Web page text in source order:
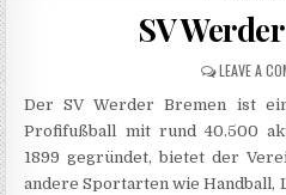
SV
LEAVE A
Der SV Werder Bremen ist
Profifußball mit rund 40.500
1899 gegründet, bietet der
andere Sportarten wie Handball,